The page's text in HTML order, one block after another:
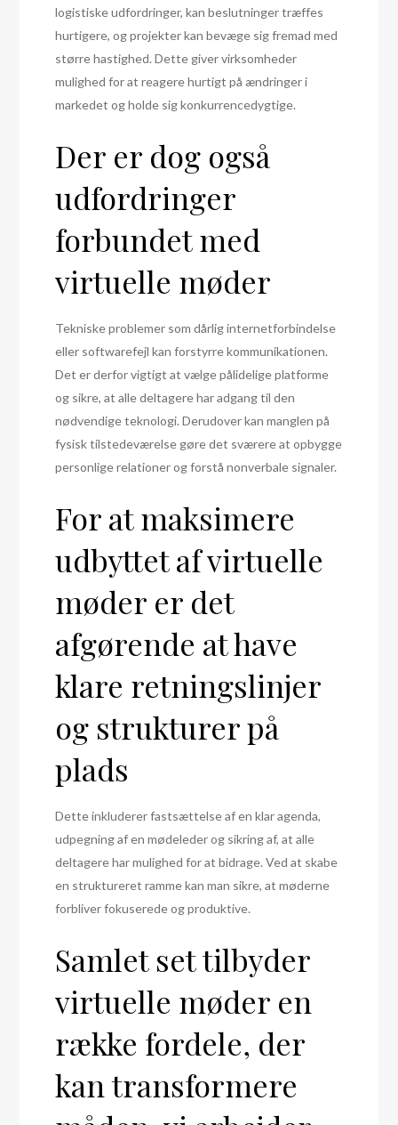
logistiske udfordringer, kan beslutninger træffes
hurtigere, og projekter kan bevæge sig fremad med
større hastighed. Dette giver virksomheder
mulighed for at reagere hurtigt på ændringer i
markedet og holde sig konkurrencedygtige.
Der er dog også
udfordringer
forbundet med
virtuelle møder
Tekniske problemer som dårlig internetforbindelse
eller softwarefejl kan forstyrre kommunikationen.
Det er derfor vigtigt at vælge pålidelige platforme
og sikre, at alle deltagere har adgang til den
nødvendige teknologi. Derudover kan manglen på
fysisk tilstedeværelse gøre det sværere at opbygge
personlige relationer og forstå nonverbale signaler.
For at maksimere
udbyttet af virtuelle
møder er det
afgørende at have
klare retningslinjer
og strukturer på
plads
Dette inkluderer fastsættelse af en klar agenda,
udpegning af en mødeleder og sikring af, at alle
deltagere har mulighed for at bidrage. Ved at skabe
en struktureret ramme kan man sikre, at møderne
forbliver fokuserede og produktive.
Samlet set tilbyder
virtuelle møder en
række fordele, der
kan transformere